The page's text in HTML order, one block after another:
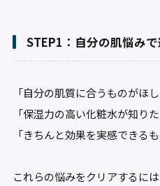
STEP1：自分の肌悩み
「自分の肌質に合うものがほし
「保湿力の高い化粧水が知りた
「きちんと効果を実感できる
これらの悩みをクリアするに